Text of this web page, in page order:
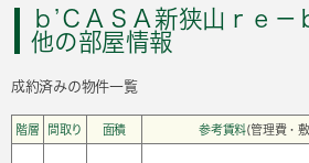
ｂ’ＣＡＳＡ新狭山ｒｅ
他の部屋情報
成約済みの物件一覧
階層 間取り 面積 参考賃料(管理費・